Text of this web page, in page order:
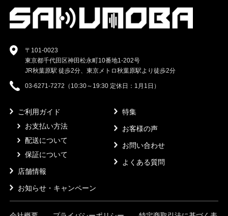
〒101-0023
東京都千代田区神田松永町10番地1-202号
JR秋葉原駅 徒歩2分、東京メトロ秋葉原駅より徒歩2分
03-6271-7272（10:30～19:30 定休日：1月1日）
ご利用ガイド
お支払い方法
配送について
保証について
店舗情報
お知らせ・キャンペーン
特集
お客様の声
お問い合わせ
よくある質問